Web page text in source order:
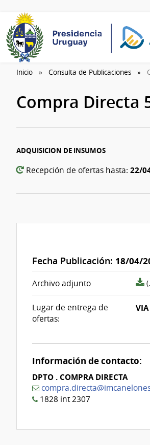
Inicio Consulta de Publicaciones
Compra Directa
ADQUISICION DE INSUMOS
Recepción de ofertas hasta: 22/
Fecha Publicación: 18/04/
Archivo adjunto
Lugar de entrega de
ofertas:
VIA
Información de contacto:
DPTO . COMPRA DIRECTA
1828 int 2307